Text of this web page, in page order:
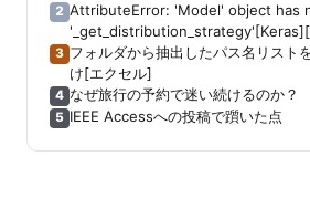
2 AttributeError: 'Model' object has
3 フォルダから抽出したパス名リスト
け[エクセル]
4 なぜ旅行の予約で迷い続けるのか？
5 IEEE Accessへの投稿で躓いた点